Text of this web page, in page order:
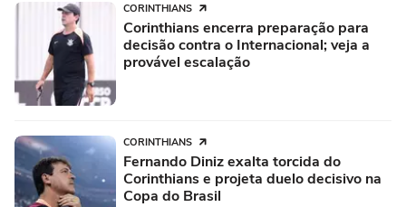
CORINTHIANS
Corinthians encerra preparação para
decisão contra o Internacional; veja a
provável escalação
CORINTHIANS
Fernando Diniz exalta torcida do
Corinthians e projeta duelo decisivo na
Copa do Brasil